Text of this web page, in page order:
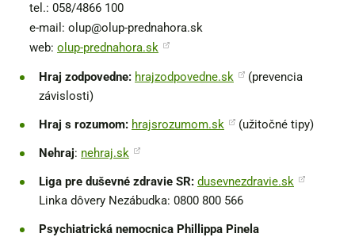
tel.: 058/4866 100
e-mail: olup@olup-prednahora.sk
web: olup-prednahora.sk
Hraj zodpovedne: hrajzodpovedne.sk
(prevencia
závislosti)
Hraj s rozumom: hrajsrozumom.sk
(užitočné tipy)
Nehraj: nehraj.sk
Liga pre duševné zdravie SR: dusevnezdravie.sk
Linka dôvery Nezábudka: 0800 800 566
Psychiatrická nemocnica Phillippa Pinela